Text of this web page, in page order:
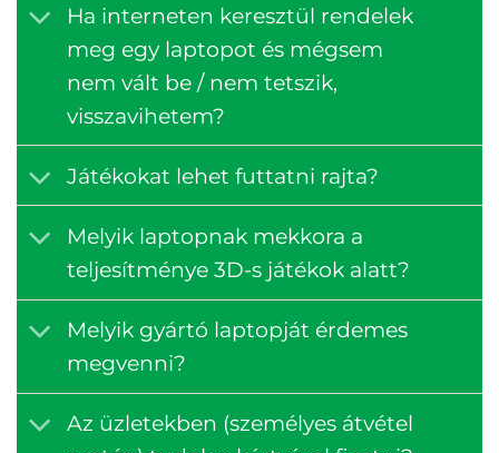
Ha interneten keresztül rendelek
meg egy laptopot és mégsem
nem vált be / nem tetszik,
visszavihetem?
Játékokat lehet futtatni rajta?
Melyik laptopnak mekkora a
teljesítménye 3D-s játékok alatt?
Melyik gyártó laptopját érdemes
megvenni?
Az üzletekben (személyes átvétel